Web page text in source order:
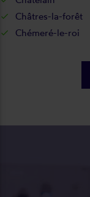
Châtres-la-forêt
Chémeré-le-roi